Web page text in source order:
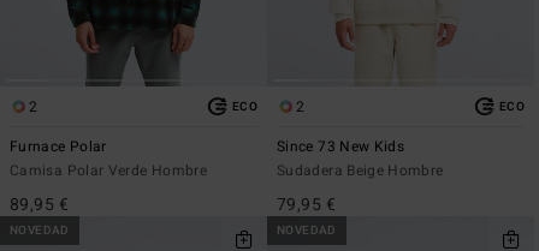
2 ECO
Furnace Polar
Camisa Polar Verde Hombre
89,95 €
2 ECO
Since 73 New Kids
Sudadera Beige Hombre
79,95 €
NOVEDAD NOVEDAD